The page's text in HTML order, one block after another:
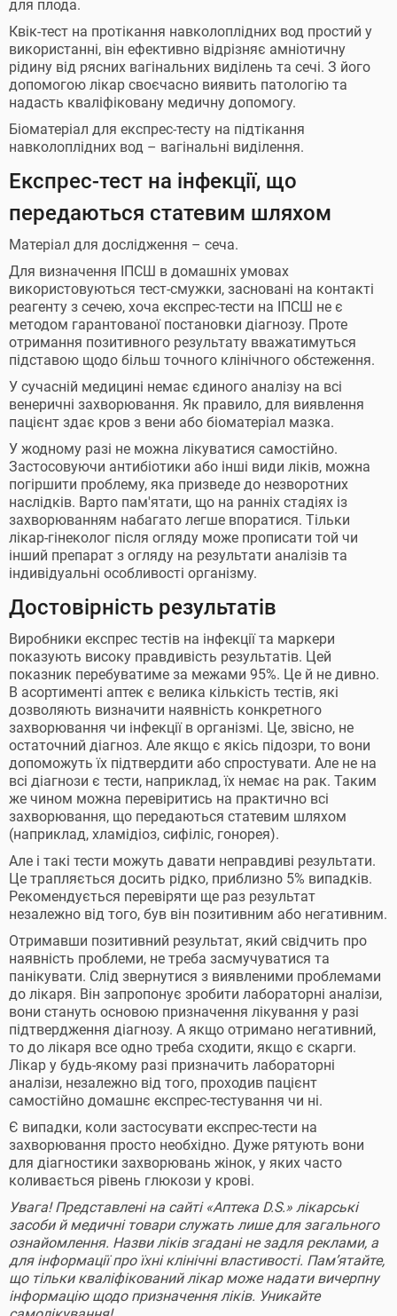
для плода.
Квік-тест на протікання навколоплідних вод простий у
використанні, він ефективно відрізняє амніотичну
рідину від рясних вагінальних виділень та сечі. З його
допомогою лікар своєчасно виявить патологію та
надасть кваліфіковану медичну допомогу.
Біоматеріал для експрес-тесту на підтікання
навколоплідних вод – вагінальні виділення.
Експрес-тест на інфекції, що
передаються статевим шляхом
Матеріал для дослідження – сеча.
Для визначення ІПСШ в домашніх умовах
використовуються тест-смужки, засновані на контакті
реагенту з сечею, хоча експрес-тести на ІПСШ не є
методом гарантованої постановки діагнозу. Проте
отримання позитивного результату вважатимуться
підставою щодо більш точного клінічного обстеження.
У сучасній медицині немає єдиного аналізу на всі
венеричні захворювання. Як правило, для виявлення
пацієнт здає кров з вени або біоматеріал мазка.
У жодному разі не можна лікуватися самостійно.
Застосовуючи антибіотики або інші види ліків, можна
погіршити проблему, яка призведе до незворотних
наслідків. Варто пам'ятати, що на ранніх стадіях із
захворюванням набагато легше впоратися. Тільки
лікар-гінеколог після огляду може прописати той чи
інший препарат з огляду на результати аналізів та
індивідуальні особливості організму.
Достовірність результатів
Виробники експрес тестів на інфекції та маркери
показують високу правдивість результатів. Цей
показник перебуватиме за межами 95%. Це й не дивно.
В асортименті аптек є велика кількість тестів, які
дозволяють визначити наявність конкретного
захворювання чи інфекції в організмі. Це, звісно, ​​не
остаточний діагноз. Але якщо є якісь підозри, то вони
допоможуть їх підтвердити або спростувати. Але не на
всі діагнози є тести, наприклад, їх немає на рак. Таким
же чином можна перевіритись на практично всі
захворювання, що передаються статевим шляхом
(наприклад, хламідіоз, сифіліс, гонорея).
Але і такі тести можуть давати неправдиві результати.
Це трапляється досить рідко, приблизно 5% випадків.
Рекомендується перевіряти ще раз результат
незалежно від того, був він позитивним або негативним.
Отримавши позитивний результат, який свідчить про
наявність проблеми, не треба засмучуватися та
панікувати. Слід звернутися з виявленими проблемами
до лікаря. Він запропонує зробити лабораторні аналізи,
вони стануть основою призначення лікування у разі
підтвердження діагнозу. А якщо отримано негативний,
то до лікаря все одно треба сходити, якщо є скарги.
Лікар у будь-якому разі призначить лабораторні
аналізи, незалежно від того, проходив пацієнт
самостійно домашнє експрес-тестування чи ні.
Є випадки, коли застосувати експрес-тести на
захворювання просто необхідно. Дуже рятують вони
для діагностики захворювань жінок, у яких часто
коливається рівень глюкози у крові.
Увага! Представлені на сайті «Аптека D.S.» лікарські
засоби й медичні товари служать лише для загального
ознайомлення. Назви ліків згадані не задля реклами, а
для інформації про їхні клінічні властивості. Пам’ятайте,
що тільки кваліфікований лікар може надати вичерпну
інформацію щодо призначення ліків. Уникайте